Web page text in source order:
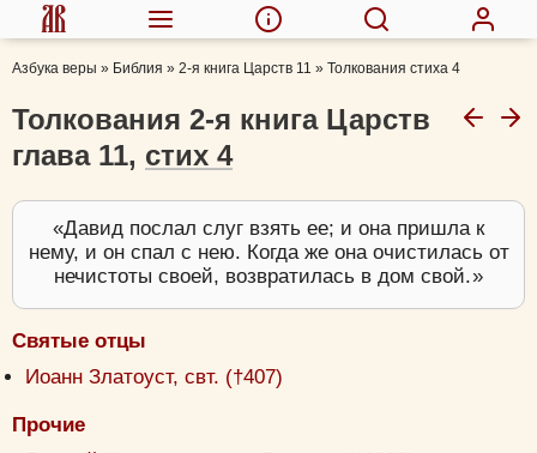
Азбука веры » Библия » 2-я книга Царств 11 » Толкования стиха 4
Толкования 2-я книга Царств
глава 11, стих 4
Давид послал слуг взять ее; и она пришла к
нему, и он спал с нею. Когда же она очистилась от
нечистоты своей, возвратилась в дом свой.
Святые отцы
Иоанн Златоуст, свт. (†407)
Прочие